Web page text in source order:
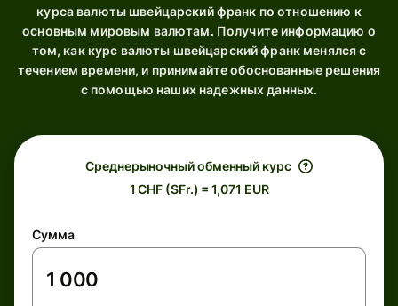
курса валюты швейцарский франк по отношению к
основным мировым валютам. Получите информацию о
том, как курс валюты швейцарский франк менялся с
течением времени, и принимайте обоснованные решения
с помощью наших надежных данных.
Среднерыночный обменный курс
1 CHF (SFr.) = 1,071 EUR
Сумма